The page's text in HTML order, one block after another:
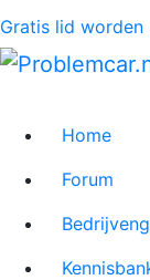
Gratis lid worden
Home
Forum